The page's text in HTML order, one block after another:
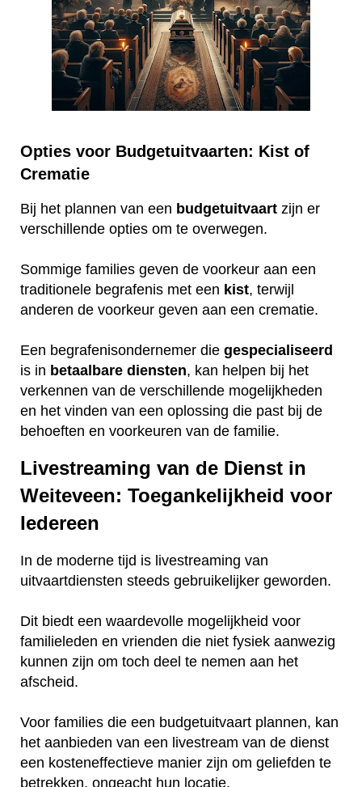
Opties voor Budgetuitvaarten: Kist of
Crematie
Bij het plannen van een budgetuitvaart zijn er
verschillende opties om te overwegen.
Sommige families geven de voorkeur aan een
traditionele begrafenis met een kist, terwijl
anderen de voorkeur geven aan een crematie.
Een begrafenisondernemer die gespecialiseerd
is in betaalbare diensten, kan helpen bij het
verkennen van de verschillende mogelijkheden
en het vinden van een oplossing die past bij de
behoeften en voorkeuren van de familie.
Livestreaming van de Dienst in
Weiteveen: Toegankelijkheid voor
Iedereen
In de moderne tijd is livestreaming van
uitvaartdiensten steeds gebruikelijker geworden.
Dit biedt een waardevolle mogelijkheid voor
familieleden en vrienden die niet fysiek aanwezig
kunnen zijn om toch deel te nemen aan het
afscheid.
Voor families die een budgetuitvaart plannen, kan
het aanbieden van een livestream van de dienst
een kosteneffectieve manier zijn om geliefden te
betrekken, ongeacht hun locatie.